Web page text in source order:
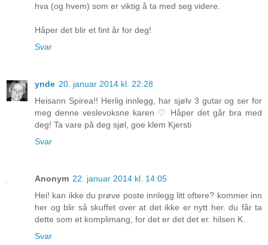
hva (og hvem) som er viktig å ta med seg videre.
Håper det blir et fint år for deg!
Svar
ynde 20. januar 2014 kl. 22:28
Heisann Spirea!! Herlig innlegg, har sjølv 3 gutar og ser for
meg denne veslevoksne karen ♡ Håper det går bra med
deg! Ta vare på deg sjøl, goe klem Kjersti
Svar
Anonym 22. januar 2014 kl. 14:05
Hei! kan ikke du prøve poste innlegg litt oftere? kommer inn
her og blir så skuffet over at det ikke er nytt her. du får ta
dette som et komplimang, for det er det det er. hilsen K.
Svar